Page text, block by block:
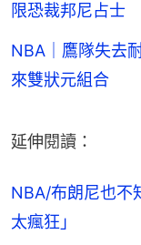
限恐裁邦尼占士
NBA｜鷹隊失去
來雙狀元組合
延伸閱讀：
NBA/布朗尼也不
太瘋狂」